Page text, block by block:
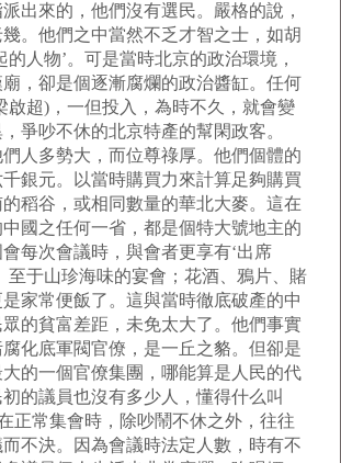
出來的，他們沒有選民。嚴格的說，
。他們之中當然不乏才智之士，如胡
的人物’。可是當時北京的政治環境，
，卻是個逐漸腐爛的政治醬缸。任何
啟超)，一但投入，為時不久，就會變
爭吵不休的北京特產的幫閑政客。
人多勢大，而位尊祿厚。他們個體的
銀元。以當時購買力來計算足夠購買
稻谷，或相同數量的華北大麥。這在
國之任何一省，都是個特大號地主的
每次會議時，與會者更享有‘出席
至于山珍海味的宴會；花酒、鴉片、賭
家常便飯了。這與當時徹底破產的中
的貧富差距，未免太大了。他們事實
腐化底軍閥官僚，是一丘之貉。但卻是
的一個官僚集團，哪能算是人民的代
的議員也沒有多少人，懂得什么叫
正常集會時，除吵鬧不休之外，往往
不決。因為會議時法定人數，時有不